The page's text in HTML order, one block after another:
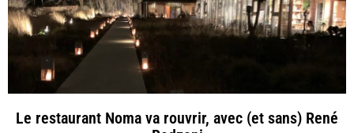
Le restaurant Noma va rouvrir, avec (et sans) René